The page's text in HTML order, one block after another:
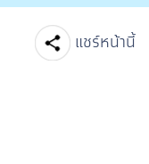
แชร์หน้านี้
Facebook
Line